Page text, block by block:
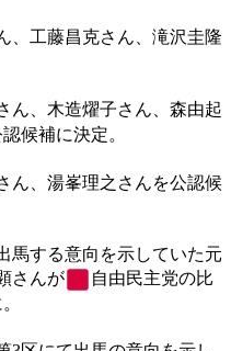
、工藤昌克さん、滝沢圭隆
ん、木造燿子さん、森由起
候補に決定。
ん、湯峯理之さんを公認候
馬する意向を示していた元
さんが 自由民主党の比